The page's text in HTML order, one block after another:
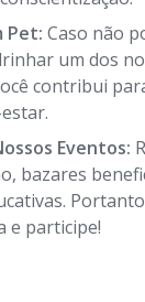
Pet: Caso não
um dos
contribui
Eventos:
bazares
e participe!